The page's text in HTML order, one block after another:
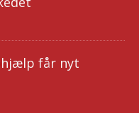
får nyt